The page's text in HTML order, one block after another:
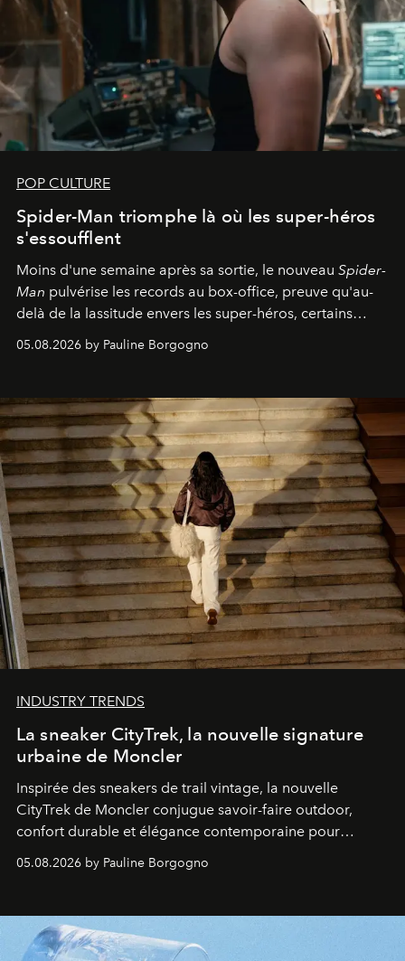
POP CULTURE
Spider-Man triomphe là où les super-héros
s'essoufflent
Moins d'une semaine après sa sortie, le nouveau Spider-
Man pulvérise les records au box-office, preuve qu'au-
delà de la lassitude envers les super-héros, certains
personnages continuent de susciter une ferveur intacte.
05.08.2026 by Pauline Borgogno
INDUSTRY TRENDS
La sneaker CityTrek, la nouvelle signature
urbaine de Moncler
Inspirée des sneakers de trail vintage, la nouvelle
CityTrek de Moncler conjugue savoir-faire outdoor,
confort durable et élégance contemporaine pour
accompagner les explorations du quotidien.
05.08.2026 by Pauline Borgogno